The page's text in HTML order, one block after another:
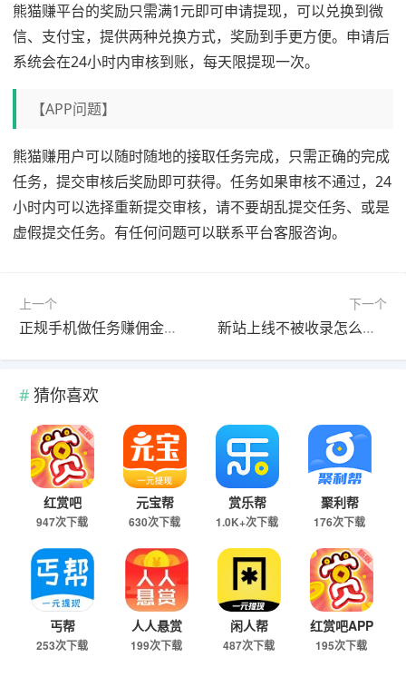
熊猫赚平台的奖励只需满1元即可申请提现，可以兑换到微
信、支付宝，提供两种兑换方式，奖励到手更方便。申请后
系统会在24小时内审核到账，每天限提现一次。
【APP问题】
熊猫赚用户可以随时随地的接取任务完成，只需正确的完成
任务，提交审核后奖励即可获得。任务如果审核不通过，24
小时内可以选择重新提交审核，请不要胡乱提交任务、或是
虚假提交任务。有任何问题可以联系平台客服咨询。
上一个
正规手机做任务赚佣金的平台，十款真实靠谱可以挣钱的任务平台
下一个
新站上线不被收录怎么办？
猜你喜欢
红赏吧
947次下载
元宝帮
630次下载
赏乐帮
1.0K+次下载
聚利帮
176次下载
丐帮
253次下载
人人悬赏
199次下载
闲人帮
487次下载
红赏吧APP
195次下载